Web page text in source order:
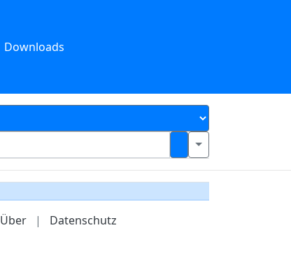
Downloads
Über | Datenschutz